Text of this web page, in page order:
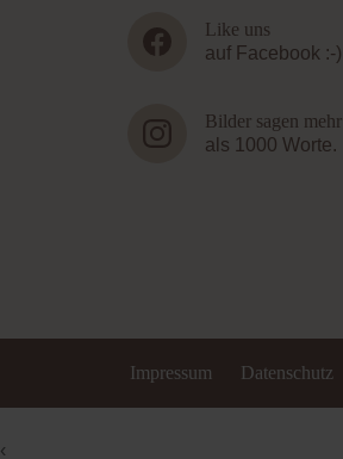
Like uns
auf Facebook :-)
Bilder sagen mehr
als 1000 Worte.
Impressum Datenschutz
‹